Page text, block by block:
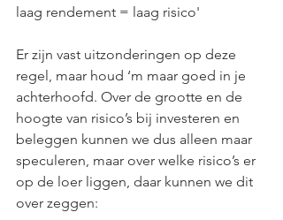
laag rendement = laag risico'
Er zijn vast uitzonderingen op deze
regel, maar houd ‘m maar goed in je
achterhoofd. Over de grootte en de
hoogte van risico’s bij investeren en
beleggen kunnen we dus alleen maar
speculeren, maar over welke risico’s er
op de loer liggen, daar kunnen we dit
over zeggen: